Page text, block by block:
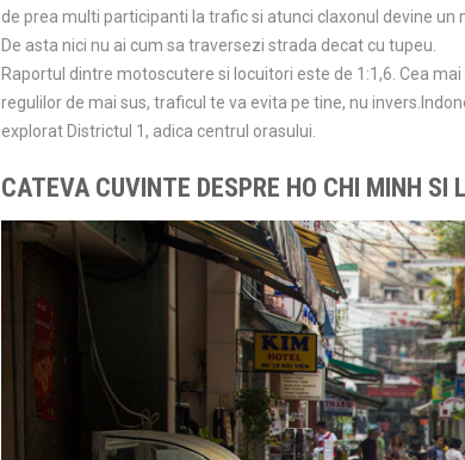
de prea multi participanti la trafic si atunci claxonul devine un
De asta nici nu ai cum sa traversezi strada decat cu tupeu.
Raportul dintre motoscutere si locuitori este de 1:1,6. Cea
regulilor de mai sus, traficul te va evita pe tine, nu
explorat Districtul 1, adica centrul orasului.
CATEVA CUVINTE DESPRE HO CHI MINH SI